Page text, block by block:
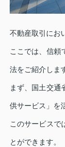
不動産取引にお
ここでは、信頼
法をご紹介しま
まず、国土交通
供サービス」を
このサービスで
とができます。